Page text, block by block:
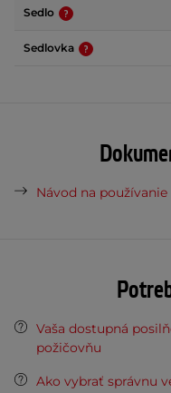
Sedlo
Sedlovka
Návod na používanie
Vaša dostupná
požičovňu
Ako vybrať správnu